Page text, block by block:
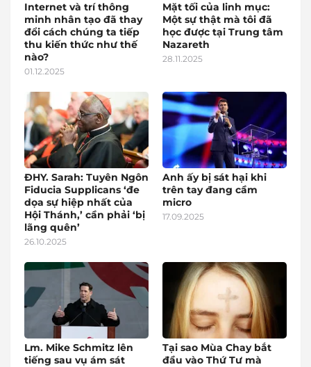
Internet và trí thông
minh nhân tạo đã thay
đổi cách chúng ta tiếp
thu kiến thức như thế
nào?
01.12.2025
Mặt tối của linh mục:
Một sự thật mà tôi đã
học được tại Trung tâm
Nazareth
28.11.2025
ĐHY. Sarah: Tuyên Ngôn
Fiducia Supplicans ‘đe
dọa sự hiệp nhất của
Hội Thánh,’ cần phải ‘bị
lãng quên’
26.10.2025
Anh ấy bị sát hại khi
trên tay đang cầm
micro
17.09.2025
Lm. Mike Schmitz lên
tiếng sau vụ ám sát
Tại sao Mùa Chay bắt
đầu vào Thứ Tư mà